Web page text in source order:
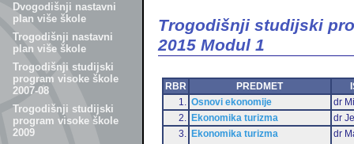
Dvogodišnji nastavni
plan više škole
Trogodišnji nastavni
plan više škole
Trogodišnji studijski
program visoke škole
2007-08
Trogodišnji studijski
program visoke škole
2009
Trogodišnji studijski
2015 Modul 1
RBR PREDMET
1.
Osnovi ekonomije
dr
2.
Ekonomika turizma
dr
3.
Ekonomika turizma dr